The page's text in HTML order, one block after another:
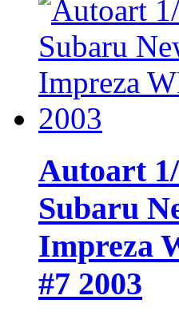
Autoart
Subaru
Impreza
#7 2003